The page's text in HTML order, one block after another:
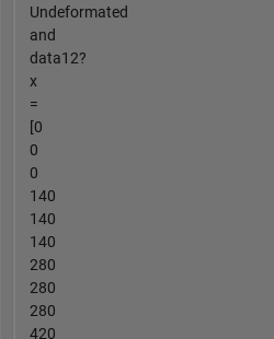
Undeformated
and
data12?
x
=
[0
0
0
140
140
140
280
280
280
420